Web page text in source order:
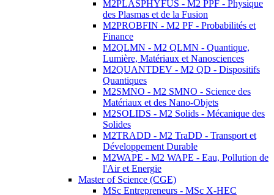
M2PLASPHYFUS - M2 PPF - Physique
des Plasmas et de la Fusion
M2PROBFIN - M2 PF - Probabilités et
Finance
M2QLMN - M2 QLMN - Quantique,
Lumière, Matériaux et Nanosciences
M2QUANTDEV - M2 QD - Dispositifs
Quantiques
M2SMNO - M2 SMNO - Science des
Matériaux et des Nano-Objets
M2SOLIDS - M2 Solids - Mécanique des
Solides
M2TRADD - M2 TraDD - Transport et
Développement Durable
M2WAPE - M2 WAPE - Eau, Pollution de
l'Air et Energie
Master of Science (CGE)
MSc Entrepreneurs - MSc X-HEC